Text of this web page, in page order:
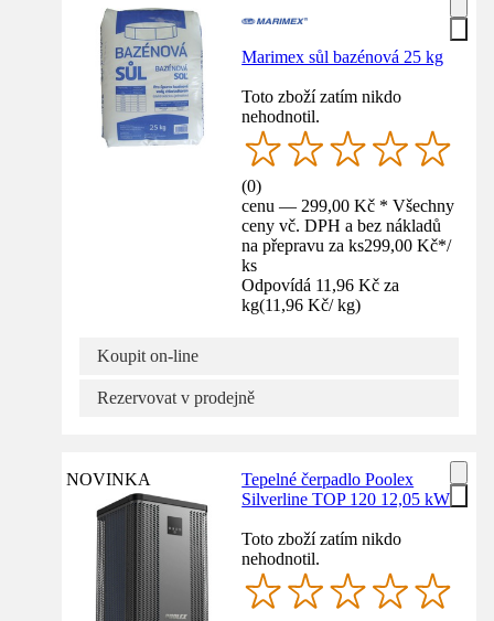
Marimex sůl bazénová 25 kg
Toto zboží zatím nikdo
nehodnotil.
(0)
cenu — 299,00 Kč * Všechny
ceny vč. DPH a bez nákladů
na přepravu za ks299,00 Kč*/
ks
Odpovídá 11,96 Kč za
kg(11,96 Kč/ kg)
Koupit on-line
Rezervovat v prodejně
NOVINKA
Tepelné čerpadlo Poolex
Silverline TOP 120 12,05 kW
Toto zboží zatím nikdo
nehodnotil.